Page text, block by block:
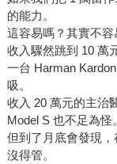
的能力。
這容易嗎？其實不容
收入驟然跳到 10 萬
一台 Harman
吸。
收入 20 萬元的主治
Model S 也不足為怪。
但到了月底會發現
沒得管。